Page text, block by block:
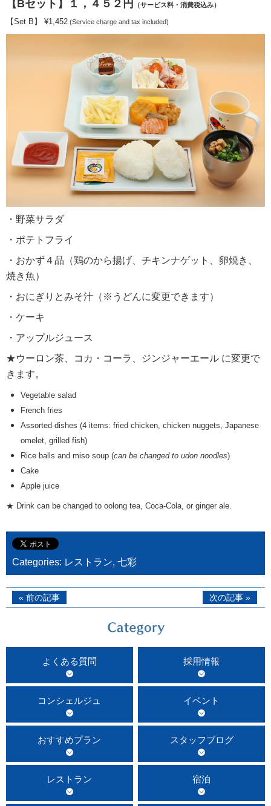
【Bセット】１，４５２円 （サービス料・消費税込み）
【Set B】 ¥1,452 (Service charge and tax included)
・野菜サラダ
・ポテトフライ
・おかず４品（鶏のから揚げ、チキンナゲット、卵焼き、
焼き魚）
・おにぎりとみそ汁（※うどんに変更できます）
・ケーキ
・アップルジュース
★ウーロン茶、コカ・コーラ、ジンジャーエール に変更で
きます。
Vegetable salad
French fries
Assorted dishes (4 items: fried chicken, chicken nuggets, Japanese
omelet, grilled fish)
Rice balls and miso soup (can be changed to udon noodles)
Cake
Apple juice
★ Drink can be changed to oolong tea, Coca-Cola, or ginger ale.
Categories: レストラン, 七彩
« 前の記事 次の記事 »
よくある質問 採用情報
コンシェルジュ イベント
おすすめプラン スタッフブログ
レストラン 宿泊